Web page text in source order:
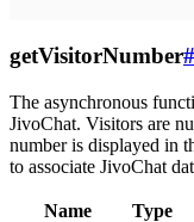
getVisitorNumber#
The asynchronous
JivoChat. Visitors are
number is displayed in
to associate JivoChat
Name Type